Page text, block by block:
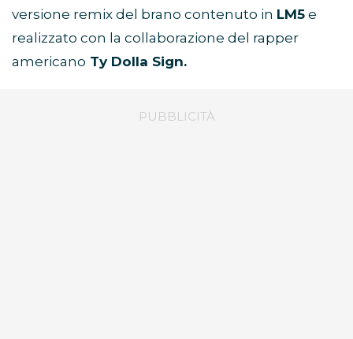
versione remix del brano contenuto in LM5 e
realizzato con la collaborazione del rapper
americano Ty Dolla Sign.